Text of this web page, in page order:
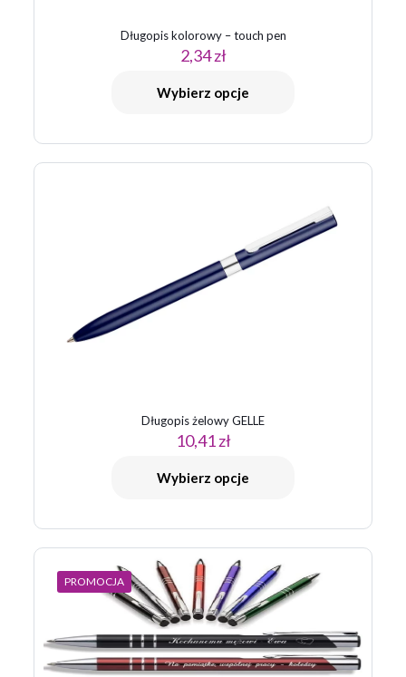
mail*
Długopis kolorowy – touch pen
2,34zł
Wybierz opcje
Długopis żelowy GELLE
10,41zł
Wybierz opcje
PROMOCJA